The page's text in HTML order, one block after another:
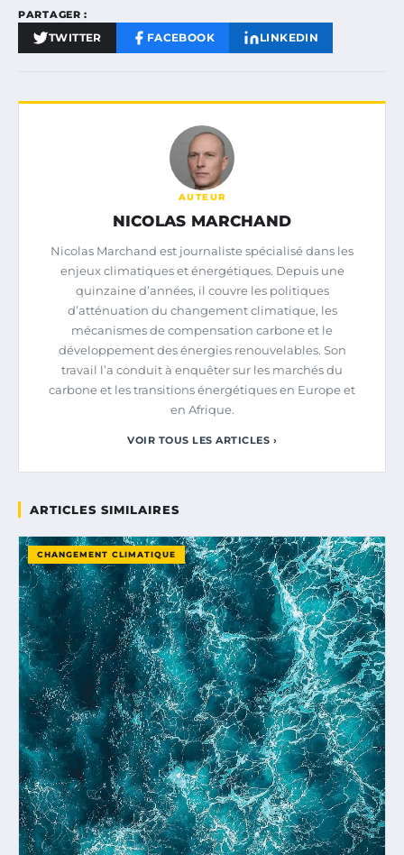
PARTAGER :
TWITTER FACEBOOK LINKEDIN
AUTEUR
NICOLAS MARCHAND
Nicolas Marchand est journaliste spécialisé dans les
enjeux climatiques et énergétiques. Depuis une
quinzaine d’années, il couvre les politiques
d’atténuation du changement climatique, les
mécanismes de compensation carbone et le
développement des énergies renouvelables. Son
travail l’a conduit à enquêter sur les marchés du
carbone et les transitions énergétiques en Europe et
en Afrique.
VOIR TOUS LES ARTICLES ›
ARTICLES SIMILAIRES
CHANGEMENT CLIMATIQUE